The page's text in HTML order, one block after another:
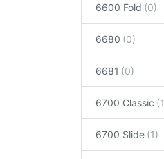
6600 Fold
6680
6681
6700 Classic
6700 Slide